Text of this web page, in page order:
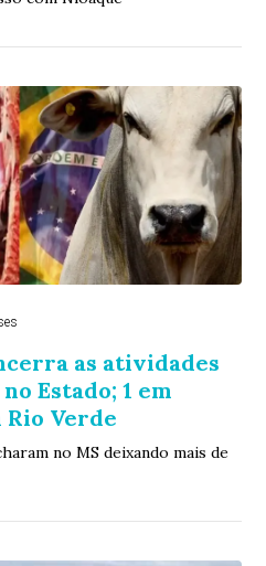
as atividades
Estado; 1 em
Rio Verde
no MS deixando mais de